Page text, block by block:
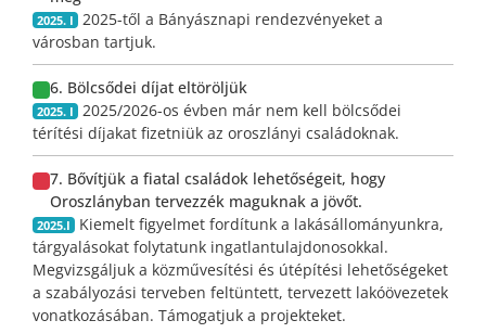
2025. I
2025-től a Bányásznapi rendezvényeket a
városban tartjuk.
6. Bölcsődei díjat eltöröljük
2025. I
2025/2026-os évben már nem kell bölcsődei
térítési díjakat fizetniük az oroszlányi családoknak.
7. Bővítjük a fiatal családok lehetőségeit, hogy
Oroszlányban tervezzék maguknak a jövőt.
2025.I
Kiemelt figyelmet fordítunk a lakásállományunkra,
tárgyalásokat folytatunk ingatlantulajdonosokkal.
Megvizsgáljuk a közművesítési és útépítési lehetőségeket
a szabályozási terveben feltüntett, tervezett lakóövezetek
vonatkozásában. Támogatjuk a projekteket.